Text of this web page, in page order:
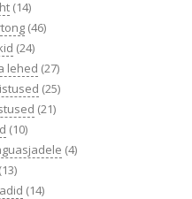
(14)
(46)
(24)
lehed (27)
(25)
(21)
(10)
(4)
(13)
(14)